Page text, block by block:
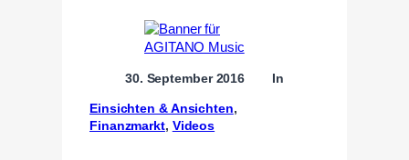
30. September 2016 In
Einsichten & Ansichten
Finanzmarkt, Videos